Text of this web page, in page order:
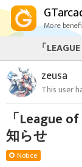
More
zeusa
This user
「League
知らせ
Notice